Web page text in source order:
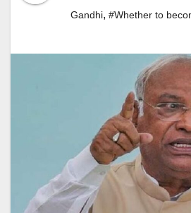
Gandhi, #Whether to